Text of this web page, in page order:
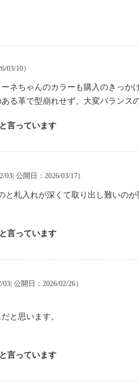
03/10）
ネちゃんのカラーも購入のきっか
る革で型崩れせず、大変バランス
言っています
03| 公開日：2026/03/17）
札入れが深くて取り出し難いの
言っています
公開日：2026/02/26）
と思います。
言っています